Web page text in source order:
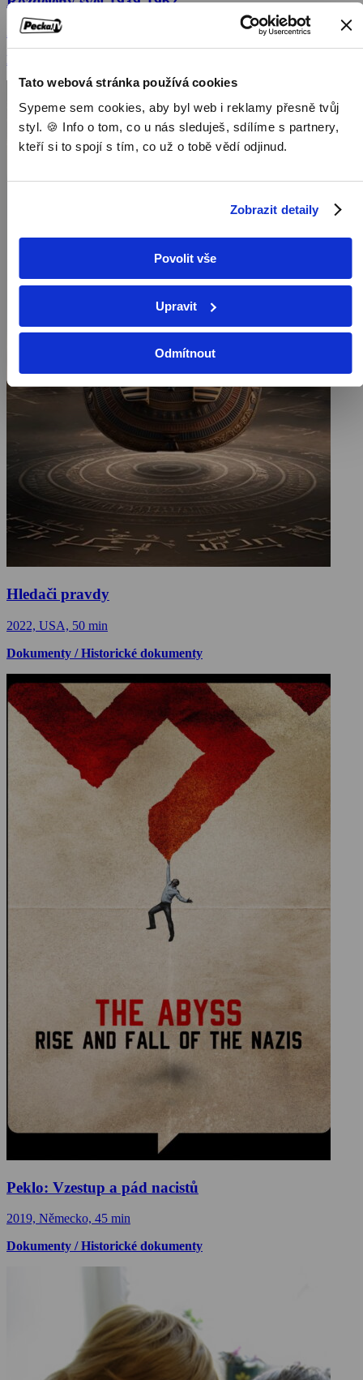
Tato webová stránka používá cookies
Sypeme sem cookies, aby byl web i reklamy přesně tvůj
styl. 🍪 Info o tom, co u nás sleduješ, sdílíme s partnery,
kteří si to spojí s tím, co už o tobě vědí odjinud.
Zobrazit detaily
Povolit vše
Upravit
Odmítnout
2024, Německo, Polsko, Belgie, Lucembursko, 50 min
Dokumenty / Historické dokumenty
Hledači pravdy
2022, USA, 50 min
Dokumenty / Historické dokumenty
Peklo: Vzestup a pád nacistů
2019, Německo, 45 min
Dokumenty / Historické dokumenty